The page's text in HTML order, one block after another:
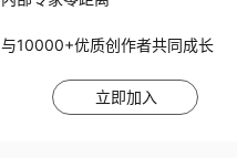
与10000+优质创作者共同成长
立即加入